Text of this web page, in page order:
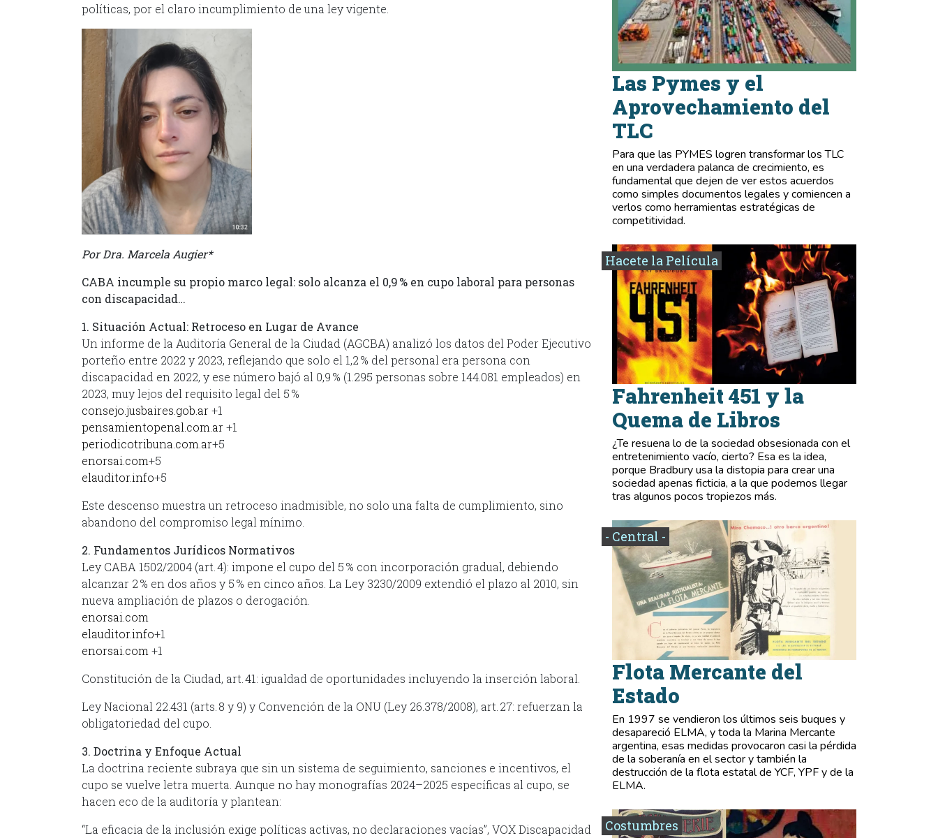
políticas, por el claro incumplimiento de una ley vigente.
Por Dra. Marcela Augier*
CABA incumple su propio marco legal: solo alcanza el 0,9 % en cupo laboral para personas
con discapacidad…
1. Situación Actual: Retroceso en Lugar de Avance
Un informe de la Auditoría General de la Ciudad (AGCBA) analizó los datos del Poder Ejecutivo
porteño entre 2022 y 2023, reflejando que solo el 1,2 % del personal era persona con
discapacidad en 2022, y ese número bajó al 0,9 % (1.295 personas sobre 144.081 empleados) en
2023, muy lejos del requisito legal del 5 %
consejo.jusbaires.gob.ar+1
pensamientopenal.com.ar+1
periodicotribuna.com.ar+5
enorsai.com+5
elauditor.info+5
Este descenso muestra un retroceso inadmisible, no solo una falta de cumplimiento, sino
abandono del compromiso legal mínimo.
2. Fundamentos Jurídicos Normativos
Ley CABA 1502/2004 (art. 4): impone el cupo del 5 % con incorporación gradual, debiendo
alcanzar 2 % en dos años y 5 % en cinco años. La Ley 3230/2009 extendió el plazo al 2010, sin
nueva ampliación de plazos o derogación.
enorsai.com
elauditor.info+1
enorsai.com+1
Constitución de la Ciudad, art. 41: igualdad de oportunidades incluyendo la inserción laboral.
Ley Nacional 22.431 (arts. 8 y 9) y Convención de la ONU (Ley 26.378/2008), art. 27: refuerzan la
obligatoriedad del cupo.
3. Doctrina y Enfoque Actual
La doctrina reciente subraya que sin un sistema de seguimiento, sanciones e incentivos, el
cupo se vuelve letra muerta. Aunque no hay monografías 2024–2025 específicas al cupo, se
hacen eco de la auditoría y plantean:
“La eficacia de la inclusión exige políticas activas, no declaraciones vacías”, VOX Discapacidad
Las Pymes y el
Aprovechamiento del
TLC
Para que las PYMES logren transformar los TLC
en una verdadera palanca de crecimiento, es
fundamental que dejen de ver estos acuerdos
como simples documentos legales y comiencen a
verlos como herramientas estratégicas de
competitividad.
Hacete la Película
Fahrenheit 451 y la
Quema de Libros
¿Te resuena lo de la sociedad obsesionada con el
entretenimiento vacío, cierto? Esa es la idea,
porque Bradbury usa la distopia para crear una
sociedad apenas ficticia, a la que podemos llegar
tras algunos pocos tropiezos más.
- Central -
Flota Mercante del
Estado
En 1997 se vendieron los últimos seis buques y
desapareció ELMA, y toda la Marina Mercante
argentina, esas medidas provocaron casi la pérdida
de la soberanía en el sector y también la
destrucción de la flota estatal de YCF, YPF y de la
ELMA.
Costumbres